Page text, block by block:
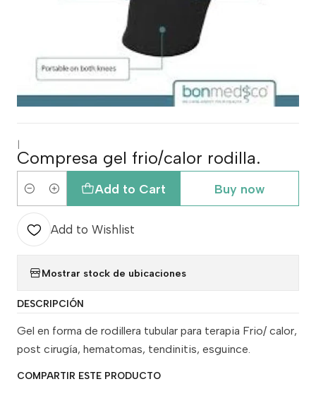
Compresa gel frio/calor rodilla.
Quantity
Add to Cart Buy now
Add to Wishlist
Mostrar stock de ubicaciones
DESCRIPCIÓN
Gel en forma de rodillera tubular para terapia Frio/ calor,
post cirugía, hematomas, tendinitis, esguince.
COMPARTIR ESTE PRODUCTO